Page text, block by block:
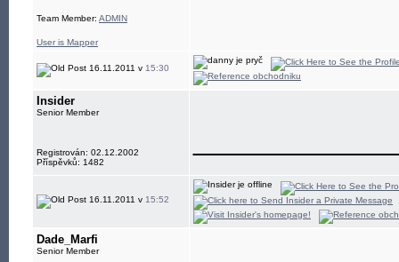
Team Member: ADMIN
User is Mapper
16.11.2011 v 15:30
Insider
Senior Member
Registrován: 02.12.2002
Příspěvků: 1482
16.11.2011 v 15:52
Dade_Marfi
Senior Member